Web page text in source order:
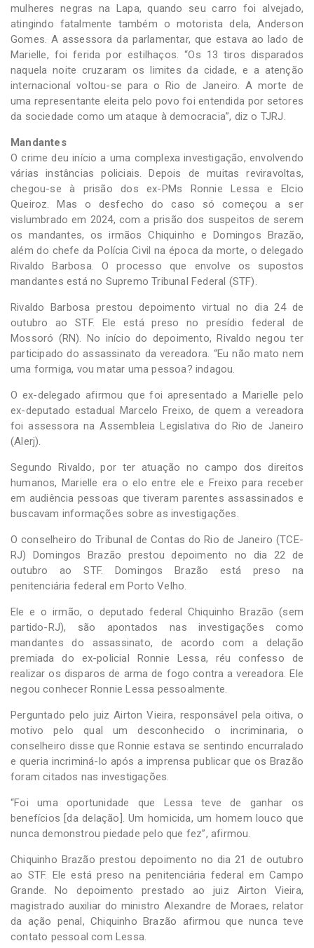
mulheres negras na Lapa, quando seu carro foi alvejado,
atingindo fatalmente também o motorista dela, Anderson
Gomes. A assessora da parlamentar, que estava ao lado de
Marielle, foi ferida por estilhaços. “Os 13 tiros disparados
naquela noite cruzaram os limites da cidade, e a atenção
internacional voltou-se para o Rio de Janeiro. A morte de
uma representante eleita pelo povo foi entendida por setores
da sociedade como um ataque à democracia”, diz o TJRJ.
Mandantes
O crime deu início a uma complexa investigação, envolvendo
várias instâncias policiais. Depois de muitas reviravoltas,
chegou-se à prisão dos ex-PMs Ronnie Lessa e Elcio
Queiroz. Mas o desfecho do caso só começou a ser
vislumbrado em 2024, com a prisão dos suspeitos de serem
os mandantes, os irmãos Chiquinho e Domingos Brazão,
além do chefe da Polícia Civil na época da morte, o delegado
Rivaldo Barbosa. O processo que envolve os supostos
mandantes está no Supremo Tribunal Federal (STF).
Rivaldo Barbosa prestou depoimento virtual no dia 24 de
outubro ao STF. Ele está preso no presídio federal de
Mossoró (RN). No início do depoimento, Rivaldo negou ter
participado do assassinato da vereadora. “Eu não mato nem
uma formiga, vou matar uma pessoa? indagou.
O ex-delegado afirmou que foi apresentado a Marielle pelo
ex-deputado estadual Marcelo Freixo, de quem a vereadora
foi assessora na Assembleia Legislativa do Rio de Janeiro
(Alerj).
Segundo Rivaldo, por ter atuação no campo dos direitos
humanos, Marielle era o elo entre ele e Freixo para receber
em audiência pessoas que tiveram parentes assassinados e
buscavam informações sobre as investigações.
O conselheiro do Tribunal de Contas do Rio de Janeiro (TCE-
RJ) Domingos Brazão prestou depoimento no dia 22 de
outubro ao STF. Domingos Brazão está preso na
penitenciária federal em Porto Velho.
Ele e o irmão, o deputado federal Chiquinho Brazão (sem
partido-RJ), são apontados nas investigações como
mandantes do assassinato, de acordo com a delação
premiada do ex-policial Ronnie Lessa, réu confesso de
realizar os disparos de arma de fogo contra a vereadora. Ele
negou conhecer Ronnie Lessa pessoalmente.
Perguntado pelo juiz Airton Vieira, responsável pela oitiva, o
motivo pelo qual um desconhecido o incriminaria, o
conselheiro disse que Ronnie estava se sentindo encurralado
e queria incriminá-lo após a imprensa publicar que os Brazão
foram citados nas investigações.
“Foi uma oportunidade que Lessa teve de ganhar os
benefícios [da delação]. Um homicida, um homem louco que
nunca demonstrou piedade pelo que fez”, afirmou.
Chiquinho Brazão prestou depoimento no dia 21 de outubro
ao STF. Ele está preso na penitenciária federal em Campo
Grande. No depoimento prestado ao juiz Airton Vieira,
magistrado auxiliar do ministro Alexandre de Moraes, relator
da ação penal, Chiquinho Brazão afirmou que nunca teve
contato pessoal com Lessa.